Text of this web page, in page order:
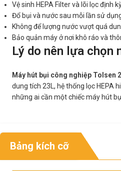
Vệ sinh HEPA Filter và lõi lọc định
Đổ bụi và nước sau mỗi lần sử
Không để lượng nước vượt quá
Bảo quản máy ở nơi khô ráo và
Lý do nên lựa chọn
Máy hút bụi công nghiệp Tolsen
dung tích 23L, hệ thống lọc HEPA
những ai cần một chiếc máy hút
Bảng kích cỡ